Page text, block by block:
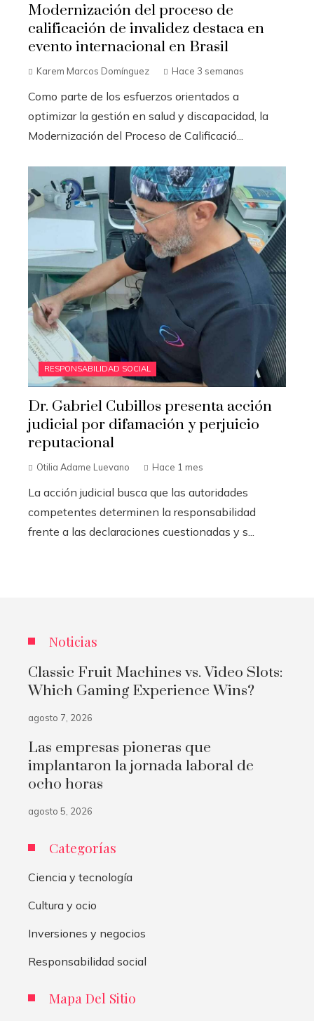
Modernización del proceso de
calificación de invalidez destaca en
evento internacional en Brasil
Karem Marcos Domínguez Hace 3 semanas
Como parte de los esfuerzos orientados a
optimizar la gestión en salud y discapacidad, la
Modernización del Proceso de Calificació...
RESPONSABILIDAD SOCIAL
Dr. Gabriel Cubillos presenta acción
judicial por difamación y perjuicio
reputacional
Otilia Adame Luevano Hace 1 mes
La acción judicial busca que las autoridades
competentes determinen la responsabilidad
frente a las declaraciones cuestionadas y s...
Noticias
Classic Fruit Machines vs. Video Slots:
Which Gaming Experience Wins?
agosto 7, 2026
Las empresas pioneras que
implantaron la jornada laboral de
ocho horas
agosto 5, 2026
Categorías
Ciencia y tecnología
Cultura y ocio
Inversiones y negocios
Responsabilidad social
Mapa Del Sitio